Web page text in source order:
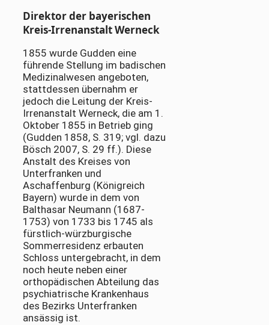
Direktor der bayerischen
Kreis-Irrenanstalt Werneck
1855 wurde Gudden eine
führende Stellung im badischen
Medizinalwesen angeboten,
stattdessen übernahm er
jedoch die Leitung der Kreis-
Irrenanstalt Werneck, die am 1.
Oktober 1855 in Betrieb ging
(Gudden 1858, S. 319; vgl. dazu
Bösch 2007, S. 29 ff.). Diese
Anstalt des Kreises von
Unterfranken und
Aschaffenburg (Königreich
Bayern) wurde in dem von
Balthasar Neumann (1687-
1753) von 1733 bis 1745 als
fürstlich-würzburgische
Sommerresidenz erbauten
Schloss untergebracht, in dem
noch heute neben einer
orthopädischen Abteilung das
psychiatrische Krankenhaus
des Bezirks Unterfranken
ansässig ist.